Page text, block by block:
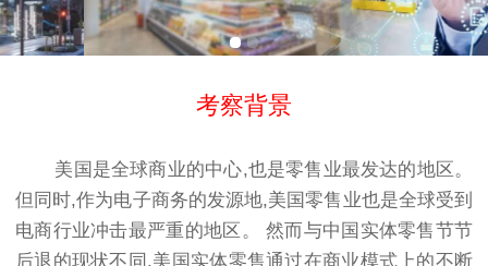
考察背景
美国是全球商业的中心,也是零售业最发达的地区。
但同时,作为电子商务的发源地,美国零售业也是全球受到
电商行业冲击最严重的地区。 然而与中国实体零售节节
后退的现状不同,美国实体零售通过在商业模式上的不断